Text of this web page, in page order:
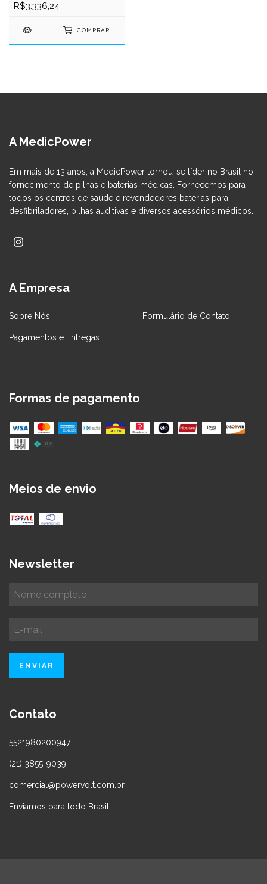
R$3.336,24
COMPRAR
A MedicPower
Em mais de 13 anos, a MedicPower tornou-se líder no Brasil no
fornecimento de pilhas e baterias médicas. Fornecemos para
todos os centros de saúde e revendedores baterias para
desfibriladores, pilhas auditivas e diversos acessórios médicos.
A Empresa
Sobre Nós Formulário de Contato
Pagamentos e Entregas
Formas de pagamento
Meios de envio
Newsletter
Contato
5521980200947
(21) 3855-9039
comercial@powervolt.com.br
Enviamos para todo Brasil